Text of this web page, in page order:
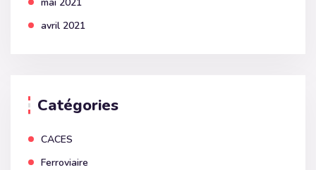
avril 2021
Catégories
CACES
Ferroviaire